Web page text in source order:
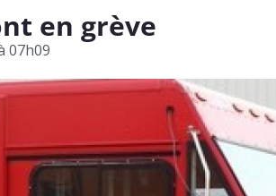
en grève
07h09